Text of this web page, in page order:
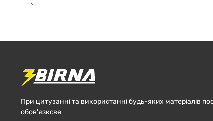
При цитуванні та використанні будь-яких матеріалів
обов'язкове